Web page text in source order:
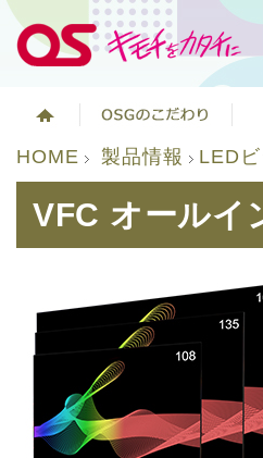
HOME 製品情報 LED
VFC オールイ